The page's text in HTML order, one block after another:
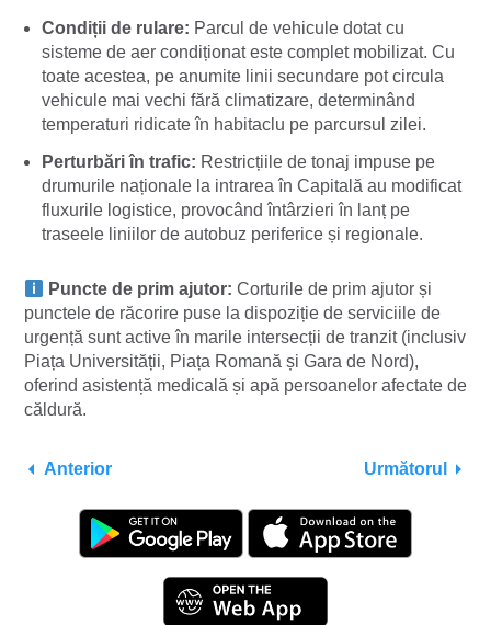
Condiții de rulare: Parcul de vehicule dotat cu
sisteme de aer condiționat este complet mobilizat. Cu
toate acestea, pe anumite linii secundare pot circula
vehicule mai vechi fără climatizare, determinând
temperaturi ridicate în habitaclu pe parcursul zilei.
Perturbări în trafic: Restricțiile de tonaj impuse pe
drumurile naționale la intrarea în Capitală au modificat
fluxurile logistice, provocând întârzieri în lanț pe
traseele liniilor de autobuz periferice și regionale.
Puncte de prim ajutor: Corturile de prim ajutor și
punctele de răcorire puse la dispoziție de serviciile de
urgență sunt active în marile intersecții de tranzit (inclusiv
Piața Universității, Piața Romană și Gara de Nord),
oferind asistență medicală și apă persoanelor afectate de
căldură.
Anterior Următorul